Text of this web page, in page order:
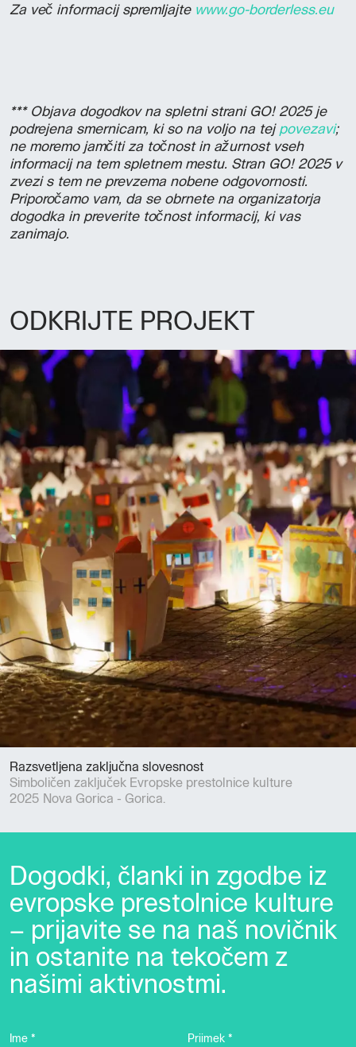
Za več informacij spremljajte www.go-borderless.eu
*** Objava dogodkov na spletni strani GO! 2025 je
podrejena smernicam, ki so na voljo na tej povezavi;
ne moremo jamčiti za točnost in ažurnost vseh
informacij na tem spletnem mestu. Stran GO! 2025 v
zvezi s tem ne prevzema nobene odgovornosti.
Priporočamo vam, da se obrnete na organizatorja
dogodka in preverite točnost informacij, ki vas
zanimajo.
ODKRIJTE PROJEKT
Razsvetljena zaključna slovesnost
Simboličen zaključek Evropske prestolnice kulture
2025 Nova Gorica - Gorica.
Dogodki, članki in zgodbe iz
evropske prestolnice kulture
– prijavite se na naš novičnik
in ostanite na tekočem z
našimi aktivnostmi.
Ime * Priimek *